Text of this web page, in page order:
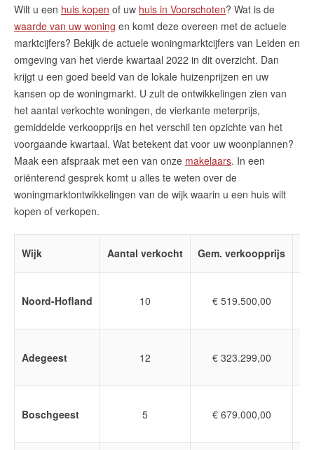
Wilt u een huis kopen of uw huis in Voorschoten? Wat is de
waarde van uw woning en komt deze overeen met de actuele
marktcijfers? Bekijk de actuele woningmarktcijfers van Leiden en
omgeving van het vierde kwartaal 2022 in dit overzicht. Dan
krijgt u een goed beeld van de lokale huizenprijzen en uw
kansen op de woningmarkt. U zult de ontwikkelingen zien van
het aantal verkochte woningen, de vierkante meterprijs,
gemiddelde verkoopprijs en het verschil ten opzichte van het
voorgaande kwartaal. Wat betekent dat voor uw woonplannen?
Maak een afspraak met een van onze makelaars. In een
oriënterend gesprek komt u alles te weten over de
woningmarktontwikkelingen van de wijk waarin u een huis wilt
kopen of verkopen.
Wijk Aantal verkocht Gem. verkoopprijs
Noord-Hofland 10 € 519.500,00
Adegeest 12 € 323.299,00
Boschgeest 5 € 679.000,00